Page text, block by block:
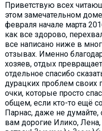
Приветствую всех
этом замечательном
февраля начале марта
как все здорово,
все написано ниже в
отзывах. Именно
хозяев, отдых
отдельное спасибо
дурацких проблем своих
очки, которые просто
общем, если кто-то ещё
Парнас, даже не думайте,
вам дорогие Илико,